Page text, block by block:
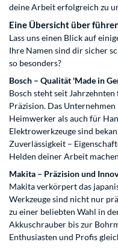
deine Arbeit erfolgreich zu
Eine Übersicht über
Lass uns einen Blick auf
Ihre Namen sind dir sicher
so besonders?
Bosch – Qualität 'Made in
Bosch steht seit
Präzision. Das
Heimwerker als auch für
Elektrowerkzeuge sind
Zuverlässigkeit –
Helden deiner Arbeit
Makita – Präzision und
Makita verkörpert das
Werkzeuge sind nicht nur
zu einer beliebten Wahl in
Akkuschrauber bis zur
Enthusiasten und Profis